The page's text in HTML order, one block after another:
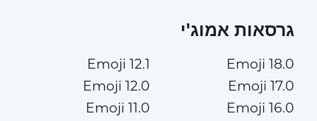
גרסאות אמוג'י
Emoji 18.0
Emoji 17.0
Emoji 16.0
Emoji 12.1
Emoji 12.0
Emoji 11.0